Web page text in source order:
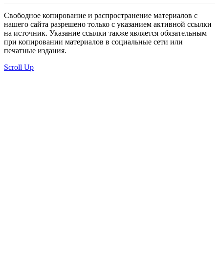
Свободное копирование и распространение материалов с
нашего сайта разрешено только с указанием активной ссылки
на источник. Указание ссылки также является обязательным
при копировании материалов в социальные сети или
печатные издания.
Scroll Up